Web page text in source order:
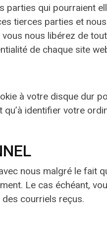
parties qui pourraient
tierces parties et nous
nous libérez de
de chaque site
à votre disque dur
identifier votre
nous malgré le fait
Le cas échéant,
courriels reçus.